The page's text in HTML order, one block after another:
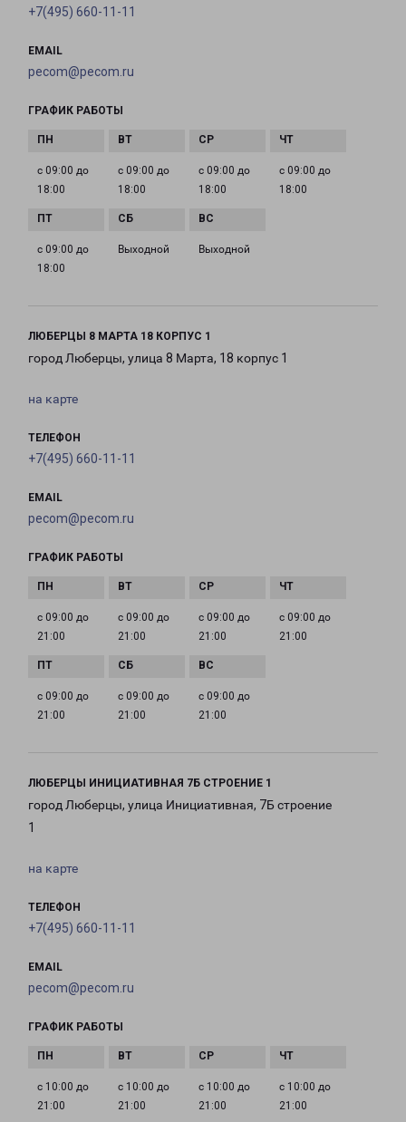
+7(495) 660-11-11
EMAIL
pecom@pecom.ru
ГРАФИК РАБОТЫ
с 09:00 до
18:00
с 09:00 до
18:00
с 09:00 до
18:00
с 09:00 до
18:00
с 09:00 до
18:00
Выходной Выходной
ЛЮБЕРЦЫ 8 МАРТА 18 КОРПУС 1
город Люберцы, улица 8 Марта, 18 корпус 1
на карте
ТЕЛЕФОН
+7(495) 660-11-11
EMAIL
pecom@pecom.ru
ГРАФИК РАБОТЫ
с 09:00 до
21:00
с 09:00 до
21:00
с 09:00 до
21:00
с 09:00 до
21:00
с 09:00 до
21:00
с 09:00 до
21:00
с 09:00 до
21:00
ЛЮБЕРЦЫ ИНИЦИАТИВНАЯ 7Б СТРОЕНИЕ 1
город Люберцы, улица Инициативная, 7Б строение
1
на карте
ТЕЛЕФОН
+7(495) 660-11-11
EMAIL
pecom@pecom.ru
ГРАФИК РАБОТЫ
с 10:00 до
21:00
с 10:00 до
21:00
с 10:00 до
21:00
с 10:00 до
21:00